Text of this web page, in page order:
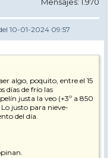
Mensajes: 1.970
10-01-2024 09:57
algo, poquito, entre el 15
días de frío las
justa la veo (+3º a 850
justo para nieve-
del día.